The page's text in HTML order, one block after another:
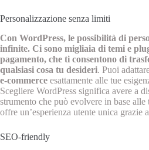
Personalizzazione senza limiti
Con WordPress, le possibilità di
infinite. Ci sono migliaia di temi e
pagamento, che ti consentono di
qualsiasi cosa tu desideri. Puoi
e-commerce esattamente alle tue
Scegliere WordPress significa avere a
strumento che può evolvere in base alle
offre un’esperienza utente unica grazie
SEO-friendly